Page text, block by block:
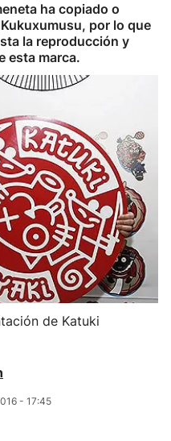
ha copiado o
por lo que
la reproducción y
esta marca.
de Katuki
- 17:45